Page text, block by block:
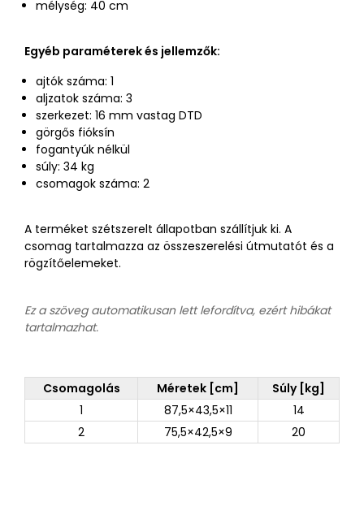
mélység: 40 cm
Egyéb paraméterek és jellemzők:
ajtók száma: 1
aljzatok száma: 3
szerkezet: 16 mm vastag DTD
görgős fióksín
fogantyúk nélkül
súly: 34 kg
csomagok száma: 2
A terméket szétszerelt állapotban szállítjuk ki. A
csomag tartalmazza az összeszerelési útmutatót és a
rögzítőelemeket.
Ez a szöveg automatikusan lett lefordítva, ezért hibákat
tartalmazhat.
Csomagolás Méretek [cm]
Súly [kg]
1
87,5×43,5×11
14
2
75,5×42,5×9 20